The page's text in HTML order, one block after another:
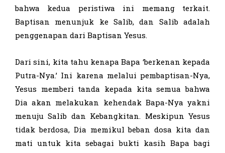
bahwa kedua peristiwa ini memang terkait.
Baptisan menunjuk ke Salib, dan Salib adalah
penggenapan dari Baptisan Yesus.
Dari sini, kita tahu kenapa Bapa ‘berkenan kepada
Putra-Nya.’ Ini karena melalui pembaptisan-Nya,
Yesus memberi tanda kepada kita semua bahwa
Dia akan melakukan kehendak Bapa-Nya yakni
menuju Salib dan Kebangkitan. Meskipun Yesus
tidak berdosa, Dia memikul beban dosa kita dan
mati untuk kita sebagai bukti kasih Bapa bagi